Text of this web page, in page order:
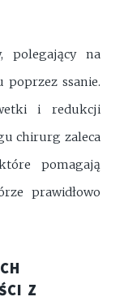
polegający na
poprzez ssanie.
i redukcji
chirurg zaleca
pomagają
prawidłowo
Z